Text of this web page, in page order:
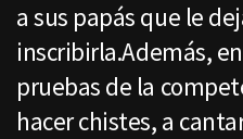
a sus papás que le
inscribirla.Además,
pruebas de la
hacer chistes, a